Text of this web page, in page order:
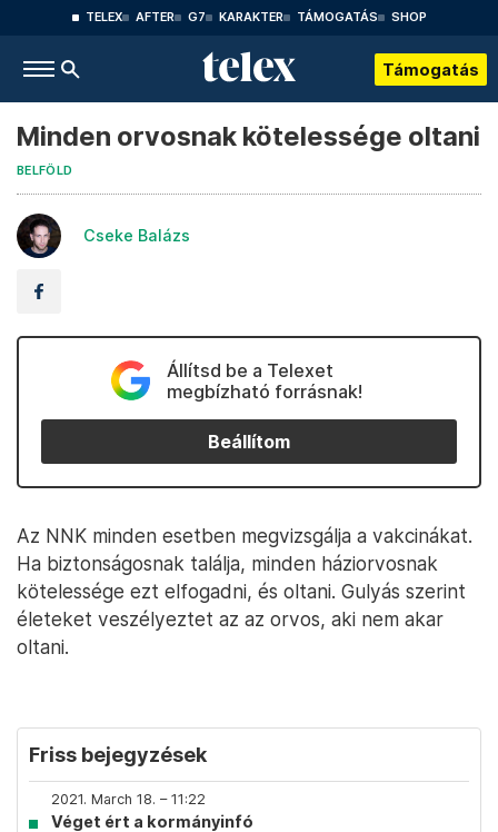
TELEX AFTER G7 KARAKTER TÁMOGATÁS SHOP
Támogatás
Minden orvosnak kötelessége oltani
BELFÖLD
Cseke Balázs
Állítsd be a Telexet
megbízható forrásnak!
Beállítom
Az NNK minden esetben megvizsgálja a vakcinákat.
Ha biztonságosnak találja, minden háziorvosnak
kötelessége ezt elfogadni, és oltani. Gulyás szerint
életeket veszélyeztet az az orvos, aki nem akar
oltani.
Friss bejegyzések
2021. March 18. – 11:22
Véget ért a kormányinfó